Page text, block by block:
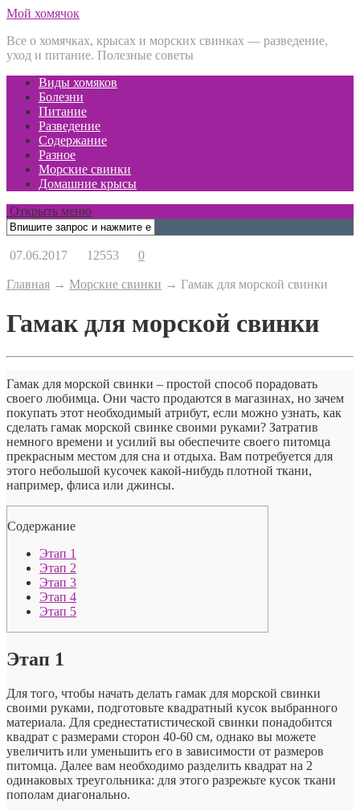
Мой хомячок
Все о хомячках, крысах и морских свинках — разведение,
уход и питание. Полезные советы
Виды хомяков
Болезни
Питание
Разведение
Содержание
Разное
Морские свинки
Домашние крысы
Открыть меню
07.06.2017 12553 0
Главная → Морские свинки → Гамак для морской свинки
Гамак для морской свинки
Гамак для морской свинки – простой способ порадовать
своего любимца. Они часто продаются в магазинах, но зачем
покупать этот необходимый атрибут, если можно узнать, как
сделать гамак морской свинке своими руками? Затратив
немного времени и усилий вы обеспечите своего питомца
прекрасным местом для сна и отдыха. Вам потребуется для
этого небольшой кусочек какой-нибудь плотной ткани,
например, флиса или джинсы.
Содержание
Этап 1
Этап 2
Этап 3
Этап 4
Этап 5
Этап 1
Для того, чтобы начать делать гамак для морской свинки
своими руками, подготовьте квадратный кусок выбранного
материала. Для среднестатистической свинки понадобится
квадрат с размерами сторон 40-60 см, однако вы можете
увеличить или уменьшить его в зависимости от размеров
питомца. Далее вам необходимо разделить квадрат на 2
одинаковых треугольника: для этого разрежьте кусок ткани
пополам диагонально.